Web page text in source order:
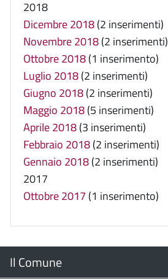
2018
Dicembre 2018(2 inserimenti)
Novembre 2018(2 inserimenti)
Ottobre 2018(1 inserimento)
Luglio 2018(2 inserimenti)
Giugno 2018(2 inserimenti)
Maggio 2018(5 inserimenti)
Aprile 2018(3 inserimenti)
Febbraio 2018(2 inserimenti)
Gennaio 2018(2 inserimenti)
2017
Ottobre 2017 (1 inserimento)
Menu
Il Comune